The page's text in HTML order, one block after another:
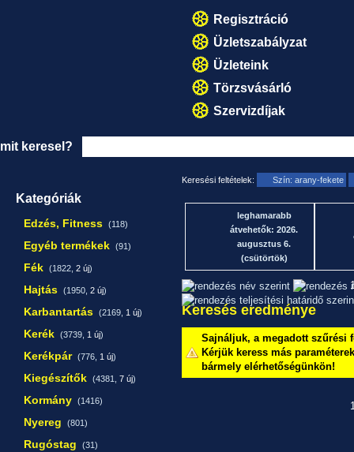
Regisztráció
Üzletszabályzat
Üzleteink
Törzsvásárló
Szervizdíjak
mit keresel?
Kategóriák
Edzés, Fitness (118)
Egyéb termékek (91)
Fék (1822, 2 új)
Hajtás (1950, 2 új)
Karbantartás (2169, 1 új)
Kerék (3739, 1 új)
Kerékpár (776, 1 új)
Kiegészítők (4381, 7 új)
Kormány (1416)
Nyereg (801)
Rugóstag (31)
Keresési feltételek: Szín: arany-fekete
leghamarabb
átvehetők: 2026.
augusztus 6.
(csütörtök)
Keresés eredménye
Sajnáljuk, a megadott szűrési
Kérjük keress más
bármely elérhetőségünkön!